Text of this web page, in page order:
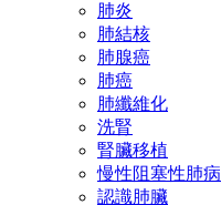
肺炎
肺結核
肺腺癌
肺癌
肺纖維化
洗腎
腎臟移植
慢性阻塞性肺病
認識肺臟